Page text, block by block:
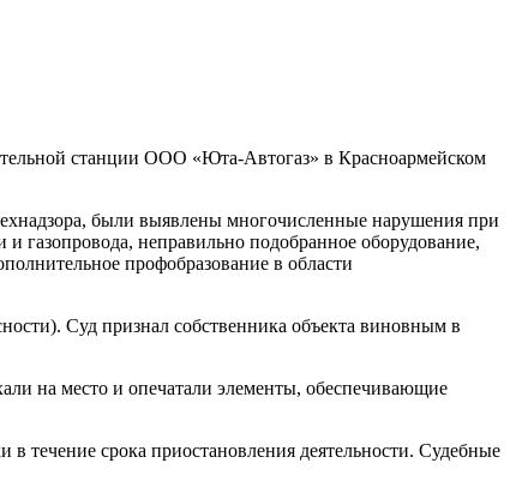
станции ООО «Юта-Автогаз» в Красноармейском
были выявлены многочисленные нарушения при
газопровода, неправильно подобранное оборудование,
профобразование в области
Суд признал собственника объекта виновным в
на место и опечатали элементы, обеспечивающие
течение срока приостановления деятельности. Судебные